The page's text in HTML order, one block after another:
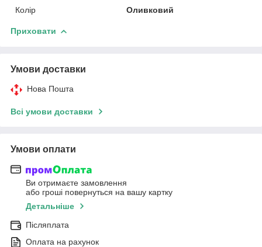
Колір
Оливковий
Приховати
Умови доставки
Нова Пошта
Всі умови доставки
Умови оплати
Ви отримаєте замовлення
або гроші повернуться на вашу картку
Детальніше
Післяплата
Оплата на рахунок